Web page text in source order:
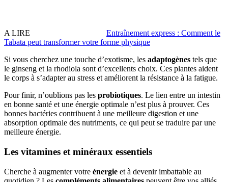
A LIRE
Entraînement express : Comment le
Tabata peut transformer votre forme physique
Si vous cherchez une touche d’exotisme, les adaptogènes tels que
le ginseng et la rhodiola sont d’excellents choix. Ces plantes aident
le corps à s’adapter au stress et améliorent la résistance à la fatigue.
Pour finir, n’oublions pas les probiotiques. Le lien entre un intestin
en bonne santé et une énergie optimale n’est plus à prouver. Ces
bonnes bactéries contribuent à une meilleure digestion et une
absorption optimale des nutriments, ce qui peut se traduire par une
meilleure énergie.
Les vitamines et minéraux essentiels
Cherche à augmenter votre énergie et à devenir imbattable au